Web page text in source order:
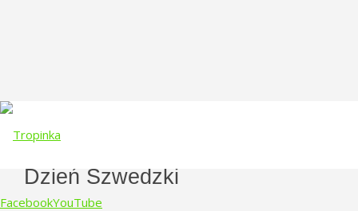
FacebookYouTube
Dzień Szwedzki